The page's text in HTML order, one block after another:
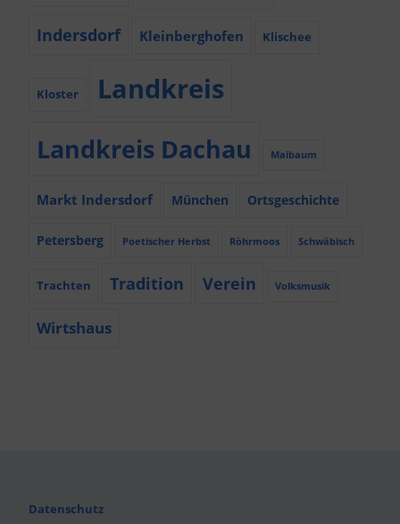
Indersdorf Kleinberghofen Klischee
Kloster Landkreis
Landkreis Dachau Maibaum
Markt Indersdorf München Ortsgeschichte
Petersberg Poetischer Herbst Röhrmoos Schwäbisch
Trachten Tradition Verein Volksmusik
Wirtshaus
Datenschutz